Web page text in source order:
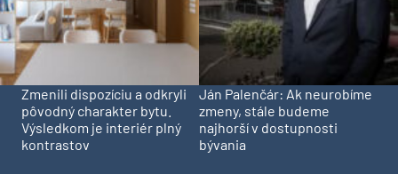
Zmenili dispozíciu a odkryli
pôvodný charakter bytu.
Výsledkom je interiér plný
kontrastov
Ján Palenčár: Ak neurobíme
zmeny, stále budeme
najhorší v dostupnosti
bývania